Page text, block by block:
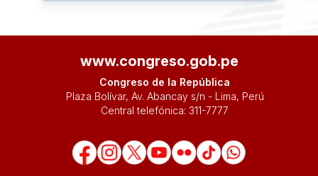
www.congreso.gob.pe
Congreso de la República
Plaza Bolívar, Av. Abancay s/n - Lima, Perú
Central telefónica: 311-7777